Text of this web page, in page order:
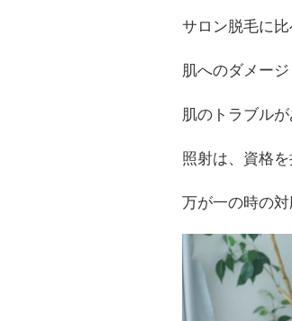
サロン脱毛に
肌へのダメージ
肌のトラブル
照射は、資格
万が一の時の